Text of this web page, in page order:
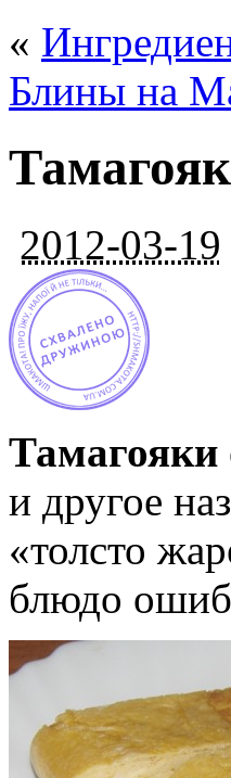
«
Блины на
2012-03-19
Тамагояки
и другое
«толсто
блюдо